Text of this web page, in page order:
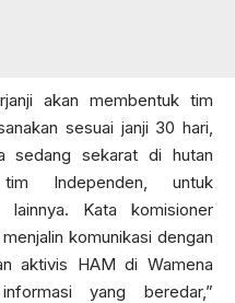
akan membentuk tim
sesuai janji 30 hari,
sedang sekarat di hutan
Independen, untuk
lainnya. Kata komisioner
komunikasi dengan
aktivis HAM di Wamena
yang beredar,”